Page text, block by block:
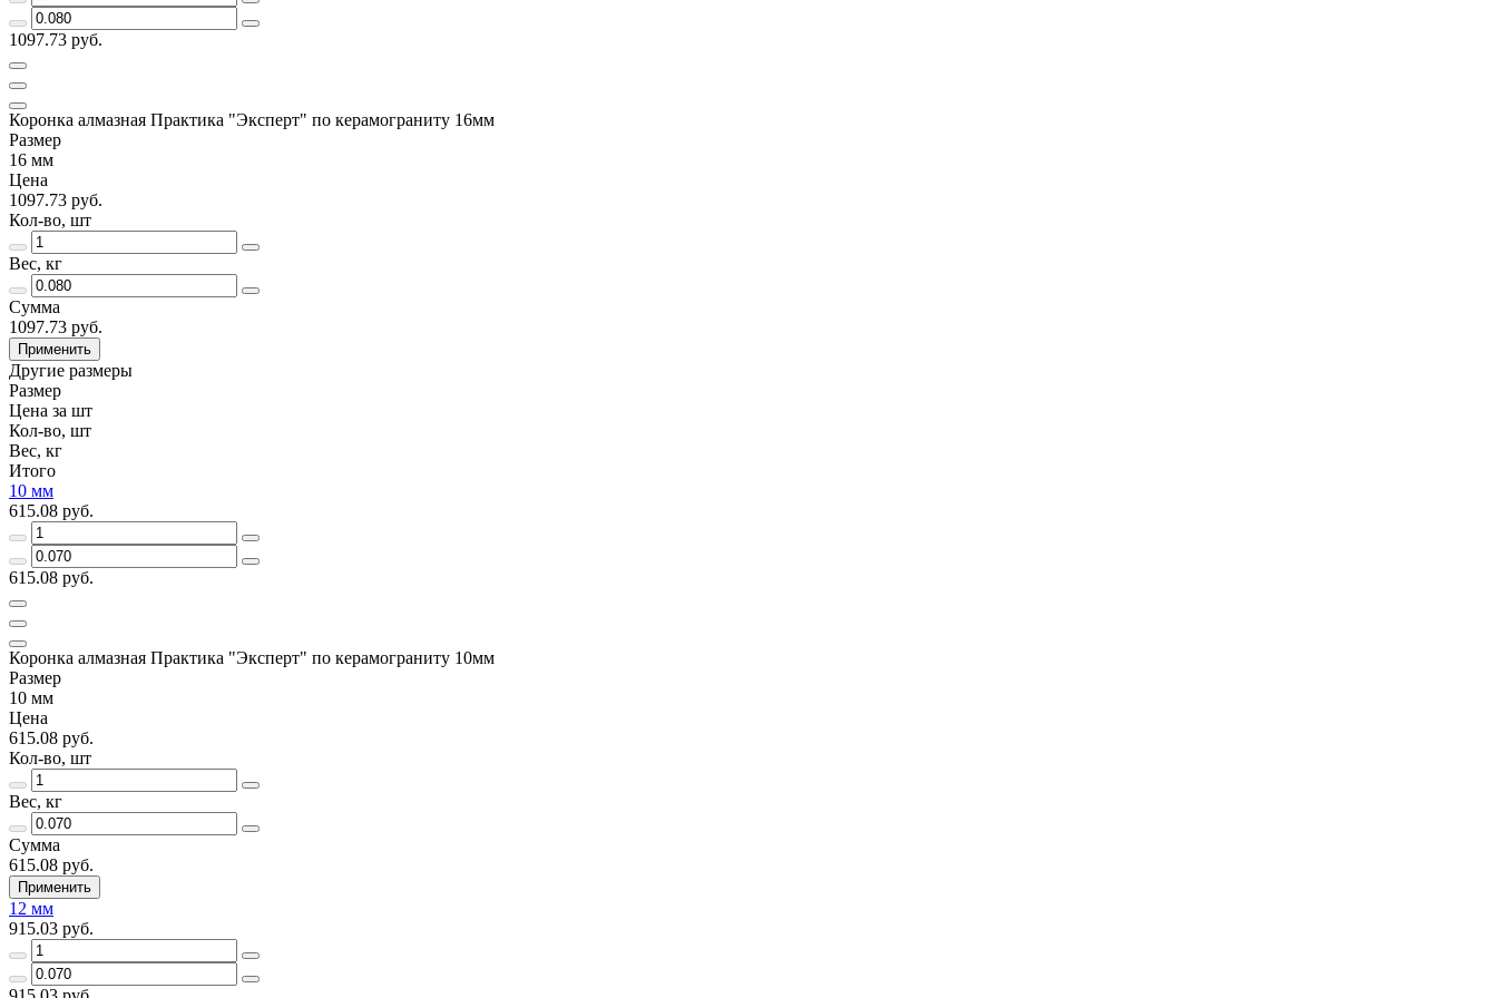
1097.73 руб.
Коронка алмазная Практика "Эксперт" по керамограниту 16мм
Размер
16 мм
Цена
1097.73 руб.
Кол-во, шт
Вес, кг
Сумма
1097.73 руб.
Применить
Другие размеры
Размер
Цена за шт
Кол-во, шт
Вес, кг
Итого
10 мм
615.08 руб.
615.08 руб.
Коронка алмазная Практика "Эксперт" по керамограниту 10мм
Размер
10 мм
Цена
615.08 руб.
Кол-во, шт
Вес, кг
Сумма
615.08 руб.
Применить
12 мм
915.03 руб.